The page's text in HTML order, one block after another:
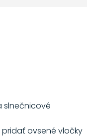
slnečnicové
ovsené vločky